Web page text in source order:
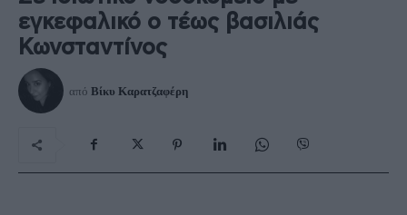
εγκεφαλικό ο τέως βασιλιάς
Κωνσταντίνος
από Βίκυ Καρατζαφέρη